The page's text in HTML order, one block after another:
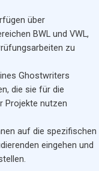
über
BWL und VWL,
zu
Ghostwriters
die sie für die
Projekte nutzen
auf die spezifischen
eingehen und